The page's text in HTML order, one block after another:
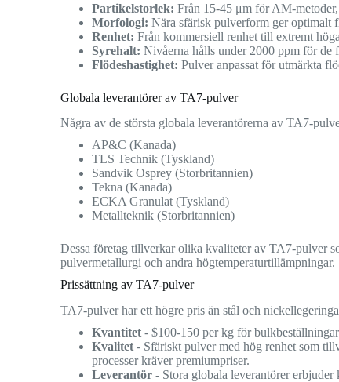
Partikelstorlek: Från 15-45 μm för AM-
Morfologi: Nära sfärisk pulverform ger optimalt
Renhet: Från kommersiell renhet till extremt
Syrehalt: Nivåerna hålls under 2000 ppm för de
Flödeshastighet: Pulver anpassat för utmärkta
Globala leverantörer av TA7-pulver
Några av de största globala leverantörerna av TA7-
AP&C (Kanada)
TLS Technik (Tyskland)
Sandvik Osprey (Storbritannien)
Tekna (Kanada)
ECKA Granulat (Tyskland)
Metallteknik (Storbritannien)
Dessa företag tillverkar olika kvaliteter av TA7-pulver
pulvermetallurgi och andra högtemperaturtillämpningar.
Prissättning av TA7-pulver
TA7-pulver har ett högre pris än stål och
Kvantitet - $100-150 per kg för
Kvalitet - Sfäriskt pulver med hög renhet som
processer kräver premiumpriser.
Leverantör - Stora globala leverantörer